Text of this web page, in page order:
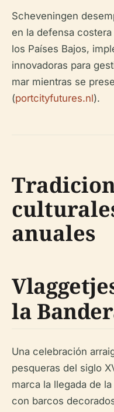
Scheveningen
en la defensa
los Países Bajos,
innovadoras para
mar mientras se
(portcityfutures.nl).
anuales
la
Una celebración
pesqueras del siglo
marca la llegada de
con barcos